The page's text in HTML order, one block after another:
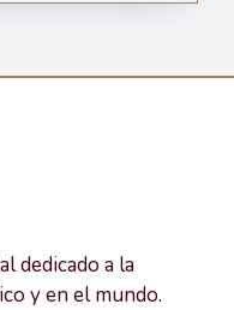
dedicado a la
y en el mundo.